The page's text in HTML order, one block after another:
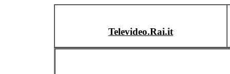
Televideo.Rai.it